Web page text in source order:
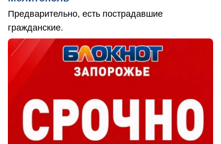
Предварительно, есть пострадавшие
гражданские.